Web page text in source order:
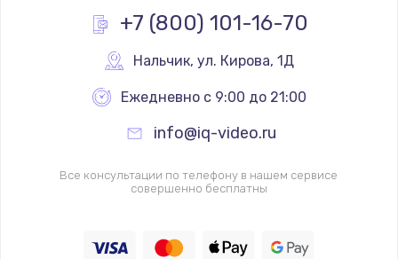
+7 (800) 101-16-70
Нальчик, ул. Кирова, 1Д
Ежедневно с 9:00 до 21:00
info@iq-video.ru
Все консультации по телефону в нашем сервисе
совершенно бесплатны